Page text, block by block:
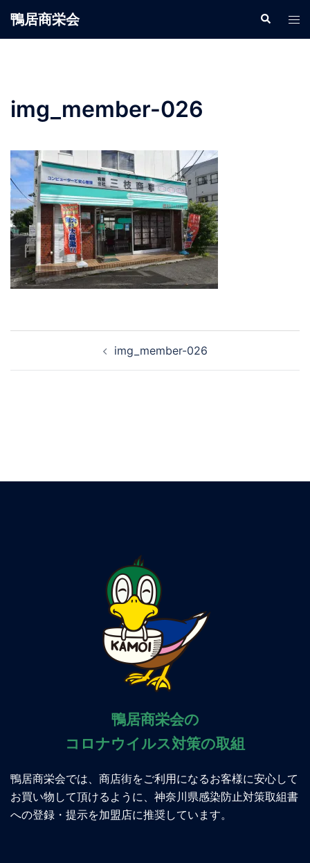
鴨居商栄会
img_member-026
img_member-026
鴨居商栄会の
コロナウイルス対策の取組
鴨居商栄会では、商店街をご利用になるお客様に安心して
お買い物して頂けるように、神奈川県感染防止対策取組書
への登録・提示を加盟店に推奨しています。